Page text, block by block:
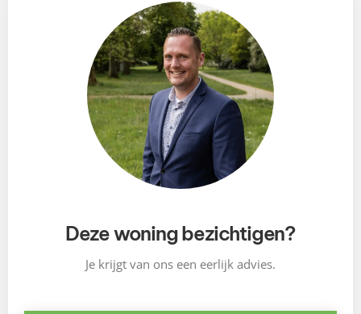
Deze woning bezichtigen?
Je krijgt van ons een eerlijk advies.